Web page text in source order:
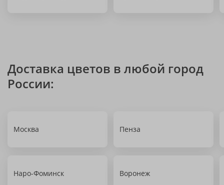
Доставка цветов в любой город
России:
Москва Пенза
Наро-Фоминск Воронеж